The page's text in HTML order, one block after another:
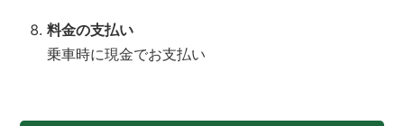
料金の支払い
乗車時に現金でお支払い